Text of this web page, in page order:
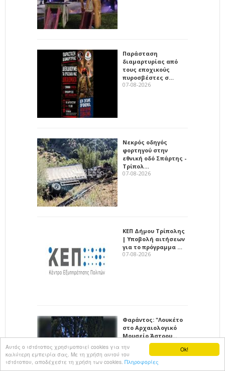
Ok!
Αυτός ο ιστότοπος χρησιμοποιεί cookies για την
καλύτερη εμπειρία σας. Με τη χρήση αυτού του
ιστότοπου, αποδέχεστε τη χρήση των cookies. Πληροφορίες
Παράσταση
διαμαρτυρίας από
τους εποχικούς
πυροσβέστες σ…
07-08-2026
Νεκρός οδηγός
φορτηγού στην
εθνική οδό Σπάρτης -
Τρίπολ…
07-08-2026
ΚΕΠ Δήμου Τρίπολης
| Υποβολή αιτήσεων
για το πρόγραμμα …
07-08-2026
Φαράντος: "Λουκέτο
στο Αρχαιολογικό
Μουσείο Άστρου…
07-08-2026